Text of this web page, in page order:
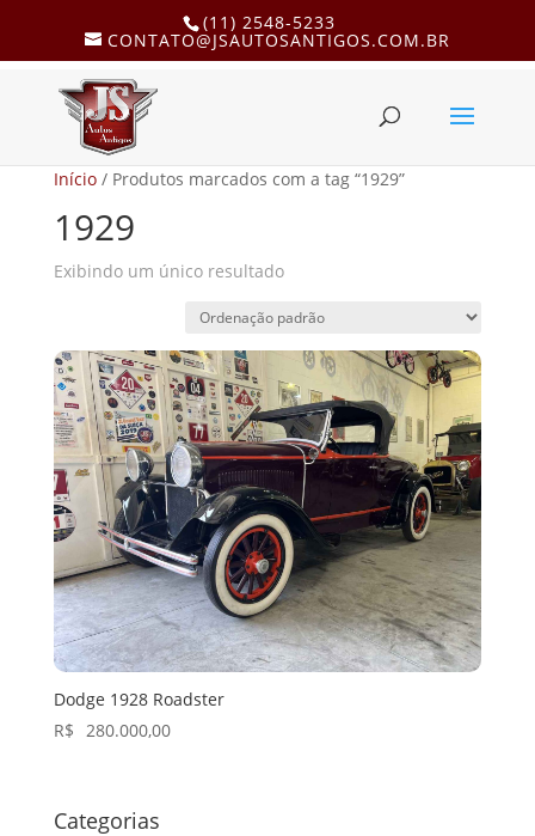
(11) 2548-5233
CONTATO@JSAUTOSANTIGOS.COM.BR
Início/ Produtos marcados com a tag “1929”
1929
Exibindo um único resultado
Dodge 1928 Roadster
R$
280.000,00
Categorias